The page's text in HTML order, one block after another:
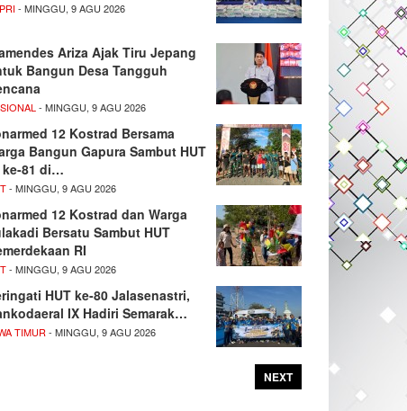
- MINGGU, 9 AGU 2026
Ariza Ajak Tiru Jepang
Bangun Desa Tangguh
- MINGGU, 9 AGU 2026
12 Kostrad Bersama
Bangun Gapura Sambut HUT
ke-81 di…
- MINGGU, 9 AGU 2026
12 Kostrad dan Warga
Bersatu Sambut HUT
RI
- MINGGU, 9 AGU 2026
HUT ke-80 Jalasenastri,
IX Hadiri Semarak…
TIMUR - MINGGU, 9 AGU 2026
NEXT